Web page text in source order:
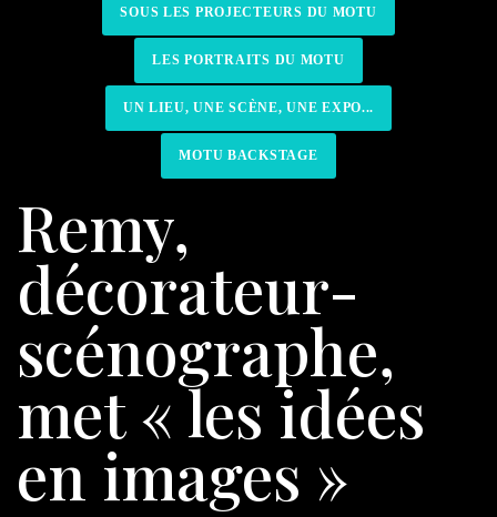
SOUS LES PROJECTEURS DU MOTU
LES PORTRAITS DU MOTU
UN LIEU, UNE SCÈNE, UNE EXPO...
MOTU BACKSTAGE
Remy,
décorateur-
scénographe,
met « les idées
en images »